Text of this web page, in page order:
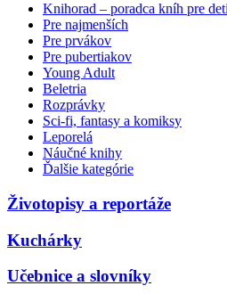
Knihorad – poradca kníh pre deti
Pre najmenších
Pre prvákov
Pre pubertiakov
Young Adult
Beletria
Rozprávky
Sci-fi, fantasy a komiksy
Leporelá
Náučné knihy
Ďalšie kategórie
Životopisy a reportáže
Kuchárky
Učebnice a slovníky